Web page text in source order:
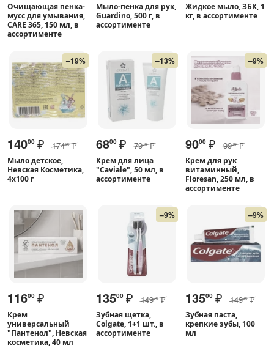
Очищающая пенка-
мусс для умывания,
CARE 365, 150 мл, в
ассортименте
Мыло-пенка для рук,
Guardino, 500 г, в
ассортименте
Жидкое мыло, ЗБК, 1
кг, в ассортименте
–19%
14000 ₽ 17450 ₽
Мыло детское,
Невская Косметика,
4х100 г
–13%
6800 ₽ 7900 ₽
Крем для лица
"Caviale", 50 мл, в
ассортименте
–9%
9000 ₽ 9900 ₽
Крем для рук
витаминный,
Floresan, 250 мл, в
ассортименте
11600 ₽
Крем
универсальный
"Пантенол", Невская
косметика, 40 мл
–9%
13500 ₽ 14900 ₽
Зубная щетка,
Colgate, 1+1 шт., в
ассортименте
–9%
13500 ₽ 14900 ₽
Зубная паста,
крепкие зубы, 100
мл